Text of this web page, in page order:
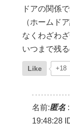
ドアの関係
（ホームド
なくわざわ
いつまで残
Like +18
名前:匿名:
19:48:28